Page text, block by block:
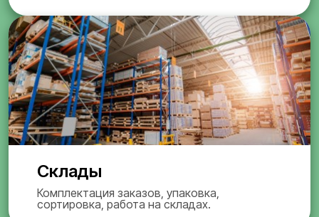
Склады
Комплектация заказов, упаковка,
сортировка, работа на складах.